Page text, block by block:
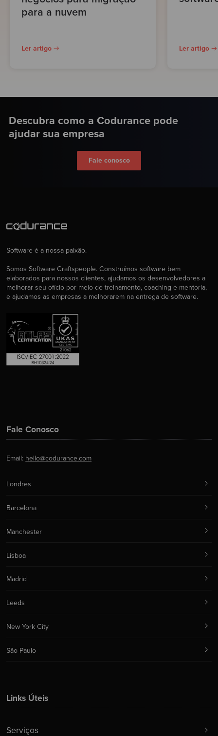
para a nuvem
Ler artigo Ler artigo
Descubra como a Codurance pode
ajudar sua empresa
Fale conosco
Software é a nossa paixão.
Somos Software Craftspeople. Construímos software bem
elaborados para nossos clientes, ajudamos os desenvolvedores a
melhorar seu ofício por meio de treinamento, coaching e mentoría,
e ajudamos as empresas a melhorarem na entrega de software.
Links Úteis
Serviços
Fale Conosco
Email: hello@codurance.com
Londres
Barcelona
Manchester
Lisboa
Madrid
Leeds
New York City
São Paulo